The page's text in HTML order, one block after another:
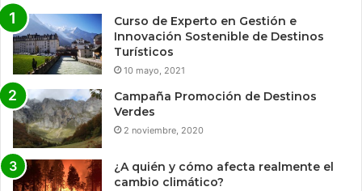
Curso de Experto en Gestión e
Innovación Sostenible de Destinos
Turísticos
10 mayo, 2021
Campaña Promoción de Destinos
Verdes
2 noviembre, 2020
¿A quién y cómo afecta realmente el
cambio climático?